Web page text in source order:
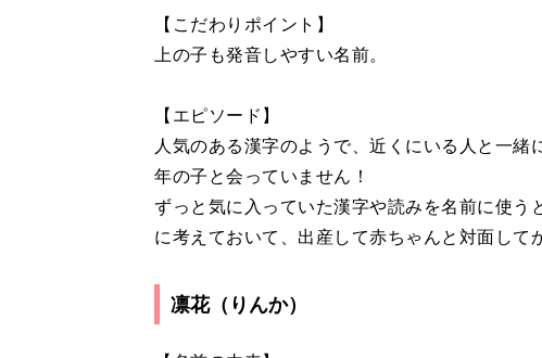
【こだわりポイント】
上の子も発音しやすい名前。
【エピソード】
人気のある漢字のようで、近くにいる人と一
年の子と会っていません！
ずっと気に入っていた漢字や読みを名前に使
に考えておいて、出産して赤ちゃんと対面して
凛花（りんか）